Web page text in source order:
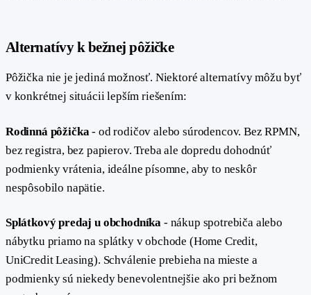
Alternatívy k bežnej pôžičke
Pôžička nie je jediná možnosť. Niektoré alternatívy môžu byť
v konkrétnej situácii lepším riešením:
Rodinná pôžička - od rodičov alebo súrodencov. Bez RPMN,
bez registra, bez papierov. Treba ale dopredu dohodnúť
podmienky vrátenia, ideálne písomne, aby to neskôr
nespôsobilo napätie.
Splátkový predaj u obchodníka - nákup spotrebiča alebo
nábytku priamo na splátky v obchode (Home Credit,
UniCredit Leasing). Schválenie prebieha na mieste a
podmienky sú niekedy benevolentnejšie ako pri bežnom